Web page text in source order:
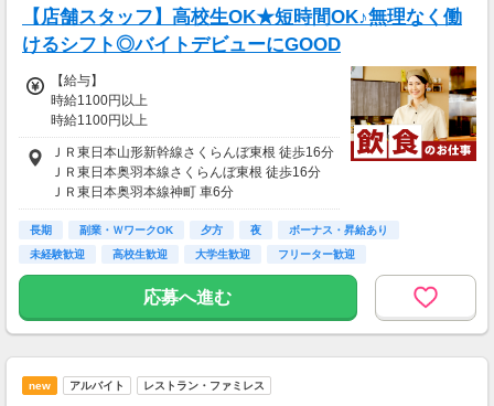
【給与支払】
週払い
※原則月1回払いになります
なら給料日前でも
週払いのように受取可能。スマホで簡単申請♪
【交通費】
別途一部支給
規程内支給（最大2000円迄/日）
【店舗スタッフ】高校生OK★短時間OK♪無理なく働
けるシフト◎バイトデビューにGOOD
【給与】
時給1100円以上
時給1100円以上
L研修時給1080円※研修40時間
※高校生は時給1080円以上
【給与支払】
【交通費】
別途一部支給
当社規定内で支給あり
ＪＲ東日本山形新幹線さくらんぼ東根 徒歩16分
ＪＲ東日本奥羽本線さくらんぼ東根 徒歩16分
ＪＲ東日本奥羽本線神町 車6分
ＪＲ東日本奥羽本線東根 車8分
ＪＲ東日本奥羽本線乱川 車10分
長期 副業・ＷワークOK 夕方 夜
ボーナス・昇給あり
未経験歓迎
高校生歓迎 大学生歓迎 フリーター歓迎
応募へ進む
new アルバイト レストラン・ファミレス